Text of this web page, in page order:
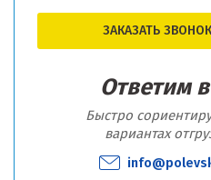
ЗАКАЗАТЬ
Ответим
Быстро
вариантах